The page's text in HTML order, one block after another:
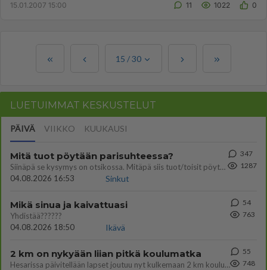
15.01.2007 15:00 11 1022 0
15 /30
LUETUIMMAT KESKUSTELUT
PÄIVÄ VIIKKO KUUKAUSI
Mitä tuot pöytään parisuhteessa?
Siinäpä se kysymys on otsikossa. Mitäpä siis tuot/toisit pöytään parisuhteessa? Oletko mies vai nainen? Koetko sen mitä
04.08.2026 16:53
Sinkut
347
1287
Mikä sinua ja kaivattuasi
Yhdistää??????
04.08.2026 18:50
Ikävä
54
763
2 km on nykyään liian pitkä koulumatka
Hesarissa päivitellään lapset joutuu nyt kulkemaan 2 km kouluun jösses. Ruostefillarilla tuo matka menee vaikka miten äk
55
748